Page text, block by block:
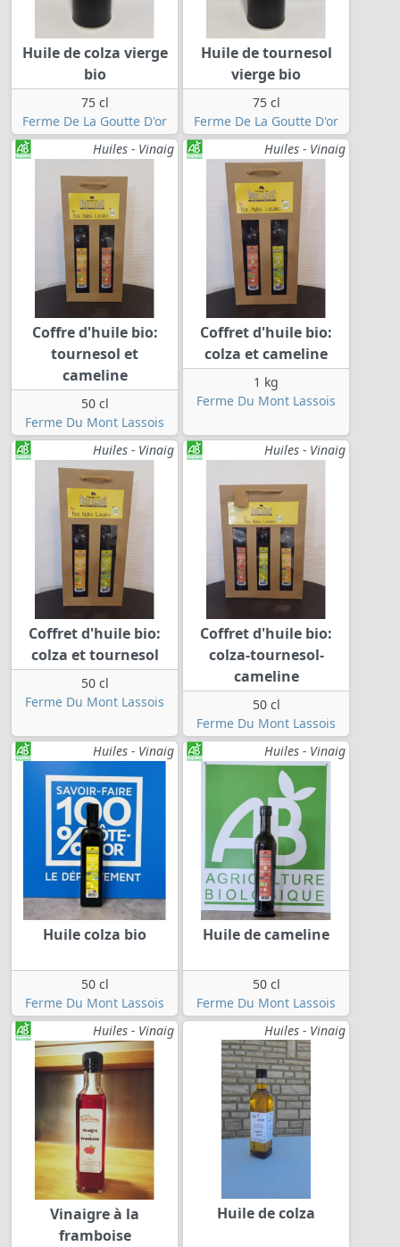
Huile de colza vierge
bio
75 cl
Ferme De La Goutte D'or
Huile de tournesol
vierge bio
75 cl
Ferme De La Goutte D'or
Huiles - Vinaig
Coffre d'huile bio:
tournesol et
cameline
50 cl
Ferme Du Mont Lassois
Huiles - Vinaig
Coffret d'huile bio:
colza et cameline
1 kg
Ferme Du Mont Lassois
Huiles - Vinaig
Coffret d'huile bio:
colza et tournesol
50 cl
Ferme Du Mont Lassois
Huiles - Vinaig
Coffret d'huile bio:
colza-tournesol-
cameline
50 cl
Ferme Du Mont Lassois
Huiles - Vinaig
Huile colza bio
50 cl
Ferme Du Mont Lassois
Huiles - Vinaig
Huile de cameline
50 cl
Ferme Du Mont Lassois
Huiles - Vinaig
Vinaigre à la
framboise
Huiles - Vinaig
Huile de colza